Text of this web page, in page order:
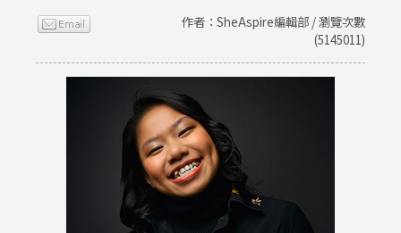
作者：SheAspire編輯部 / 瀏覽次數
(5145011)